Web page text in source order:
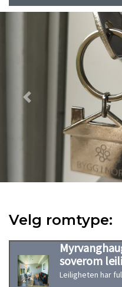
Previous
Velg romtype:
soverom